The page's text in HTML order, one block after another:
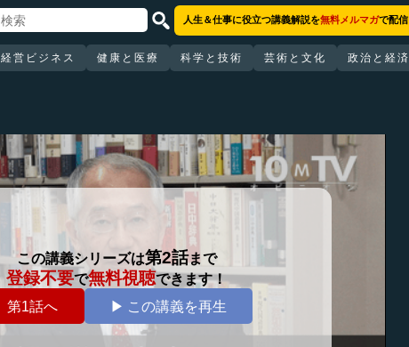
人生＆仕事に役立つ講義解説を無料メルマガで配信
経営ビジネス 健康と医療 科学と技術 芸術と文化 政治と経済
この講義シリーズは第2話まで
登録不要で無料視聴できます！
第1話へ
▶ この講義を再生